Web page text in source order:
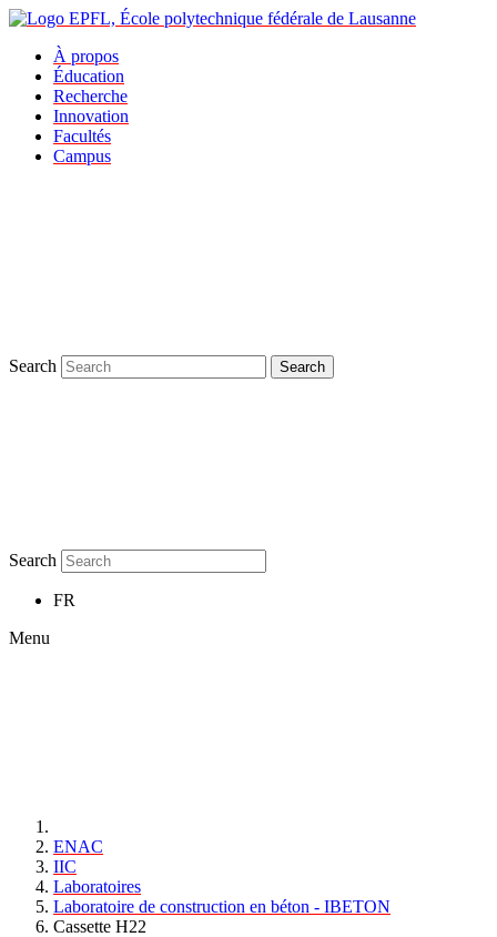
À propos
Éducation
Recherche
Innovation
Facultés
Campus
Search Search
Search
FR
Menu
ENAC
IIC
Laboratoires
Laboratoire de construction en béton - IBETON
Cassette H22